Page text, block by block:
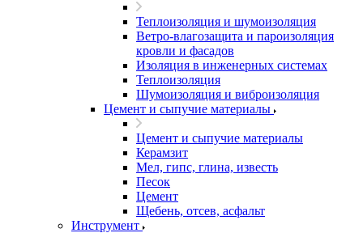
Теплоизоляция и шумоизоляция
Ветро-влагозащита и пароизоляция
кровли и фасадов
Изоляция в инженерных системах
Теплоизоляция
Шумоизоляция и виброизоляция
Цемент и сыпучие материалы
Цемент и сыпучие материалы
Керамзит
Мел, гипс, глина, известь
Песок
Цемент
Щебень, отсев, асфальт
Инструмент